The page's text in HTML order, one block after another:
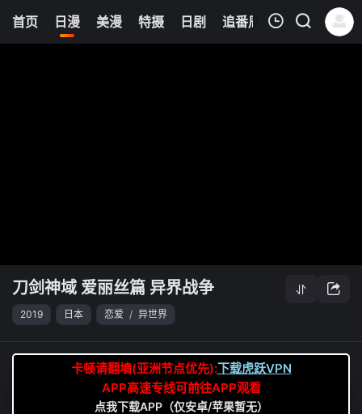
首页 日漫 美漫 特摄 日剧 追番周表 今日更新
8
刀剑神域 爱丽丝篇 异界战争
2019 日本 恋爱 / 异世界
卡顿请翻墙(亚洲节点优先):下载虎跃VPN
APP高速专线可前往APP观看
点我下载APP（仅安卓/苹果暂无）